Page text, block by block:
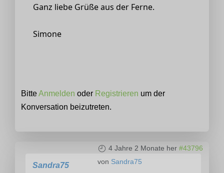
Ganz liebe Grüße aus der Ferne.
Simone
BitteAnmelden oder Registrieren um der
Konversation beizutreten.
4 Jahre 2 Monate her #43796
von Sandra75
Sandra75